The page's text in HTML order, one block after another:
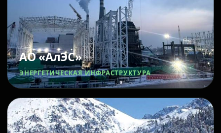
АО «АлЭС»
ЭНЕРГЕТИЧЕСКАЯ ИНФРАСТРУКТУРА